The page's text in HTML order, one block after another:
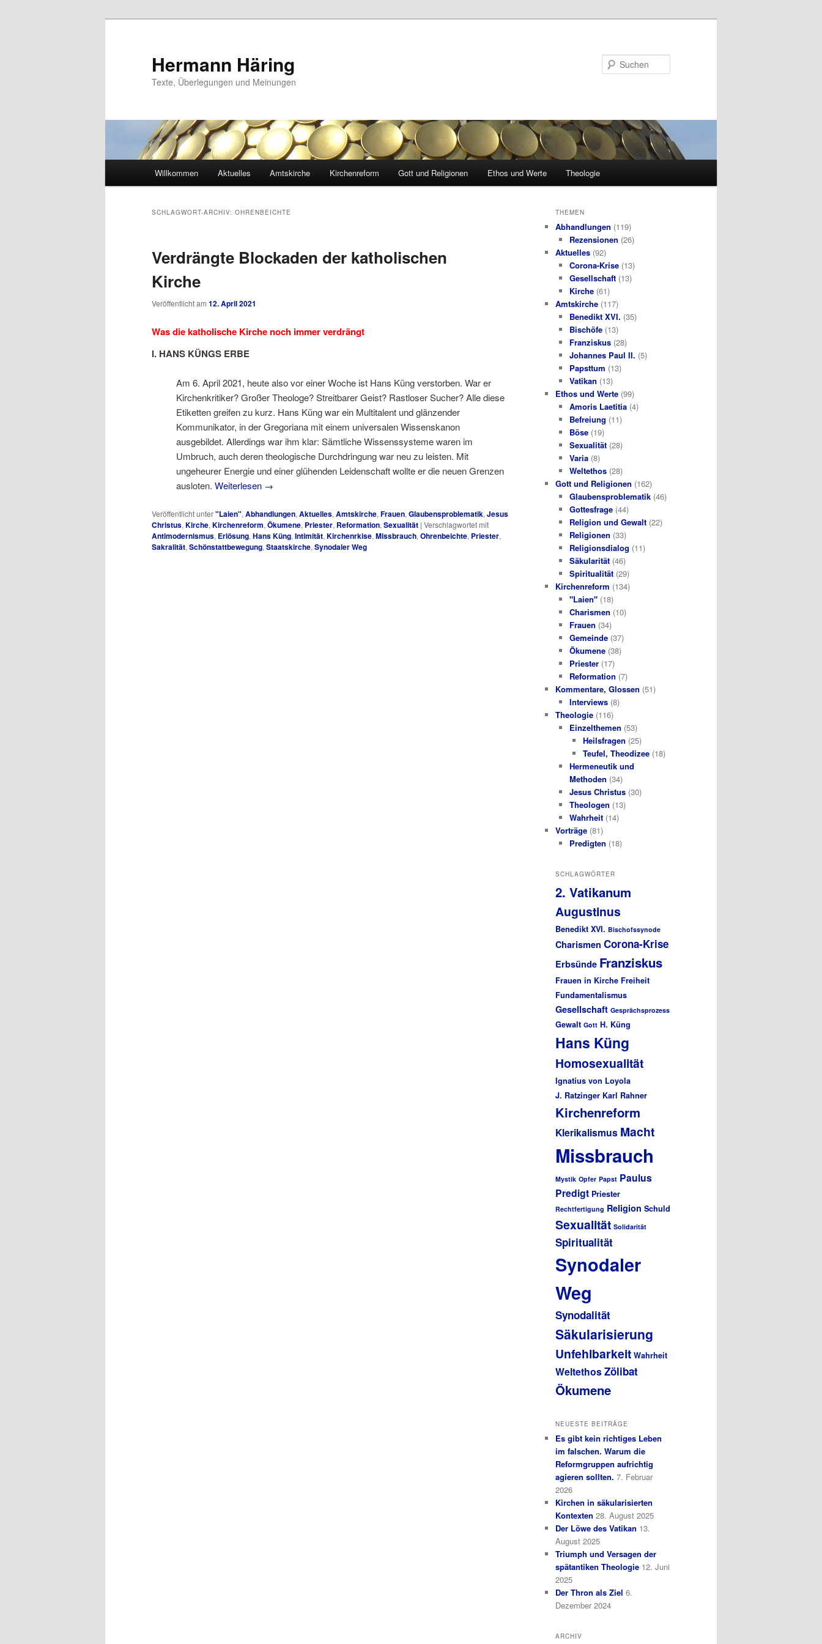
Hermann Häring
Texte, Überlegungen und Meinungen
Willkommen Aktuelles Amtskirche Kirchenreform Gott und Religionen Ethos und Werte Theologie
SCHLAGWORT-ARCHIV: OHRENBEICHTE
Verdrängte Blockaden der katholischen
Kirche
Veröffentlicht am 12. April 2021
Was die katholische Kirche noch immer verdrängt
I. HANS KÜNGS ERBE
Am 6. April 2021, heute also vor einer Woche ist Hans Küng verstorben. War er
Kirchenkritiker? Großer Theologe? Streitbarer Geist? Rastloser Sucher? Alle diese
Etiketten greifen zu kurz. Hans Küng war ein Multitalent und glänzender
Kommunikator, in der Gregoriana mit einem universalen Wissenskanon
ausgebildet. Allerdings war ihm klar: Sämtliche Wissenssysteme waren im
Umbruch, auch deren theologische Durchdringung war neu zu leisten. Mit
ungeheurer Energie und einer glühenden Leidenschaft wollte er die neuen Grenzen
ausloten. Weiterlesen →
Veröffentlicht unter"Laien", Abhandlungen, Aktuelles, Amtskirche, Frauen, Glaubensproblematik, Jesus
Christus, Kirche, Kirchenreform, Ökumene, Priester, Reformation, Sexualität | Verschlagwortet mit
Antimodernismus, Erlösung, Hans Küng, Intimität, Kirchenrkise, Missbrauch, Ohrenbeichte, Priester,
Sakralität, Schönstattbewegung, Staatskirche, Synodaler Weg
THEMEN
Abhandlungen (119)
Rezensionen (26)
Aktuelles (92)
Corona-Krise(13)
Gesellschaft(13)
Kirche(61)
Amtskirche (117)
Benedikt XVI. (35)
Bischöfe(13)
Franziskus(28)
Johannes Paul II. (5)
Papsttum (13)
Vatikan (13)
Ethos und Werte (99)
Amoris Laetitia(4)
Befreiung (11)
Böse(19)
Sexualität(28)
Varia(8)
Weltethos(28)
Gott und Religionen (162)
Glaubensproblematik(46)
Gottesfrage(44)
Religion und Gewalt(22)
Religionen (33)
Religionsdialog (11)
Säkularität(46)
Spiritualität(29)
Kirchenreform (134)
"Laien"(18)
Charismen (10)
Frauen (34)
Gemeinde(37)
Ökumene(38)
Priester(17)
Reformation (7)
Kommentare, Glossen (51)
Interviews(8)
Theologie (116)
Einzelthemen (53)
Heilsfragen (25)
Teufel, Theodizee (18)
Hermeneutik und
Methoden (34)
Jesus Christus(30)
Theologen (13)
Wahrheit(14)
Vorträge (81)
Predigten (18)
SCHLAGWÖRTER
2. Vatikanum
Augustinus
Benedikt XVI. Bischofssynode
Charismen Corona-Krise
Erbsünde Franziskus
Frauen in Kirche Freiheit
Fundamentalismus
Gesellschaft Gesprächsprozess
Gewalt Gott H. Küng
Hans Küng
Homosexualität
Ignatius von Loyola
J. Ratzinger Karl Rahner
Kirchenreform
Klerikalismus Macht
Missbrauch
Mystik Opfer Papst Paulus
Predigt Priester
Rechtfertigung Religion Schuld
Sexualität Solidarität
Spiritualität
Synodaler
Weg
Synodalität
Säkularisierung
Unfehlbarkeit Wahrheit
WeltethosZölibat
Ökumene
NEUESTE BEITRÄGE
Es gibt kein richtiges Leben
im falschen. Warum die
Reformgruppen aufrichtig
agieren sollten. 7. Februar
2026
Kirchen in säkularisierten
Kontexten 28. August 2025
Der Löwe des Vatikan 13.
August 2025
Triumph und Versagen der
spätantiken Theologie 12. Juni
2025
Der Thron als Ziel 6.
Dezember 2024
ARCHIV